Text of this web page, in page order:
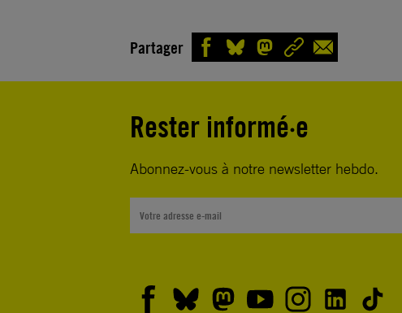
Partager
Rester informé·e
Abonnez-vous à notre newsletter hebdo.